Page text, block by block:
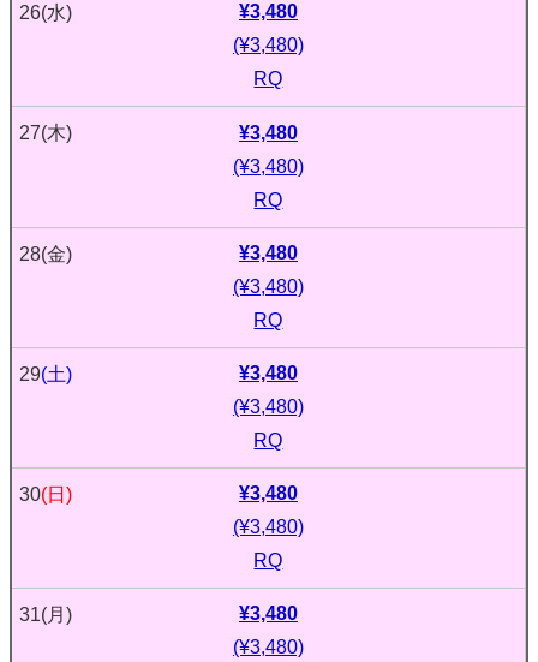
26(水)
¥3,480
(¥3,480)
RQ
27(木)
¥3,480
(¥3,480)
RQ
28(金)
¥3,480
(¥3,480)
RQ
29(土)
¥3,480
(¥3,480)
RQ
30(日)
¥3,480
(¥3,480)
RQ
31(月)
¥3,480
(¥3,480)